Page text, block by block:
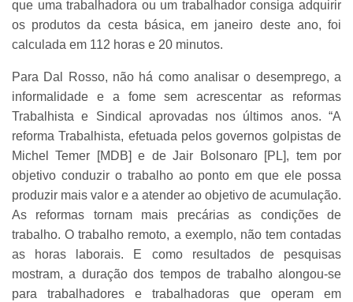
que uma trabalhadora ou um trabalhador consiga adquirir
os produtos da cesta básica, em janeiro deste ano, foi
calculada em 112 horas e 20 minutos.
Para Dal Rosso, não há como analisar o desemprego, a
informalidade e a fome sem acrescentar as reformas
Trabalhista e Sindical aprovadas nos últimos anos. “A
reforma Trabalhista, efetuada pelos governos golpistas de
Michel Temer [MDB] e de Jair Bolsonaro [PL], tem por
objetivo conduzir o trabalho ao ponto em que ele possa
produzir mais valor e a atender ao objetivo de acumulação.
As reformas tornam mais precárias as condições de
trabalho. O trabalho remoto, a exemplo, não tem contadas
as horas laborais. E como resultados de pesquisas
mostram, a duração dos tempos de trabalho alongou-se
para trabalhadores e trabalhadoras que operam em